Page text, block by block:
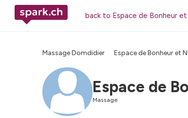
back to Espace de Bonheur
Massage Domdidier Espace de Bonheur et
Espace de
Massage